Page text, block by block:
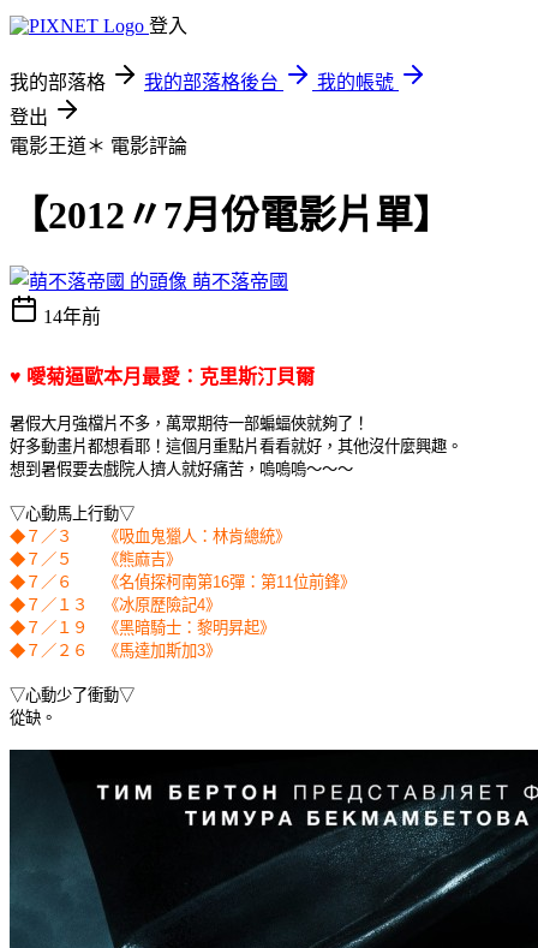
登入
我的部落格 我的部落格後台
我的帳號
登出
電影王道＊ 電影評論
【2012〃7月份電影片單】
萌不落帝國
14年前
♥ 噯菊逼歐本月最愛：克里斯汀貝爾
暑假大月強檔片不多，萬眾期待一部蝙蝠俠就夠了！
好多動畫片都想看耶！這個月重點片看看就好，其他沒什麼興趣。
想到暑假要去戲院人擠人就好痛苦，嗚嗚嗚～～～
▽心動馬上行動▽
◆７／３ 《吸血鬼獵人：林肯總統》
◆７／５ 《熊麻吉》
◆７／６ 《名偵探柯南第16彈：第11位前鋒》
◆７／１３ 《冰原歷險記4》
◆７／１９ 《黑暗騎士：黎明昇起》
◆７／２６ 《馬達加斯加3》
▽心動少了衝動▽
從缺。